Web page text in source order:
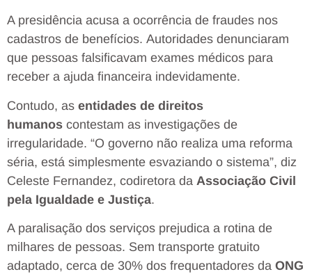
A presidência acusa a ocorrência de fraudes nos
cadastros de benefícios. Autoridades denunciaram
que pessoas falsificavam exames médicos para
receber a ajuda financeira indevidamente.
Contudo, as entidades de direitos
humanos contestam as investigações de
irregularidade. “O governo não realiza uma reforma
séria, está simplesmente esvaziando o sistema”, diz
Celeste Fernandez, codiretora da Associação Civil
pela Igualdade e Justiça.
A paralisação dos serviços prejudica a rotina de
milhares de pessoas. Sem transporte gratuito
adaptado, cerca de 30% dos frequentadores da ONG